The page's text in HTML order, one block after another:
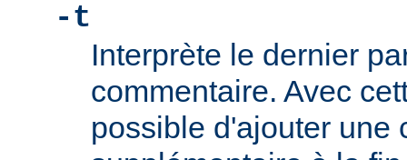
-t
Interprète le dernier
commentaire. Avec
possible d'ajouter une